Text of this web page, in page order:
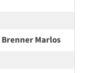
Brenner Marlos